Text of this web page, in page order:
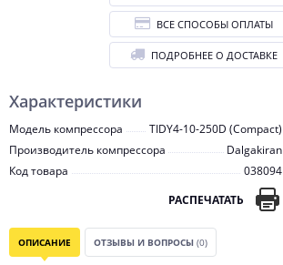
Характеристики
Модель компрессора
TIDY4-10-250D (Compact)
Производитель компрессора
Dalgakiran
Код товара
038094
РАСПЕЧАТАТЬ
ВСЕ СПОСОБЫ ОПЛАТЫ
ПОДРОБНЕЕ О ДОСТАВКЕ
ОПИСАНИЕ ОТЗЫВЫ И ВОПРОСЫ (0)